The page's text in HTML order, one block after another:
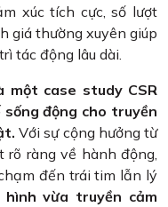
xúc tích cực, số lượt
giá thường xuyên giúp
tác động lâu dài.
một case study CSR
động cho truyền
Với sự cộng hưởng từ
rõ ràng về hành động,
đến trái tim lẫn lý
vừa truyền cảm